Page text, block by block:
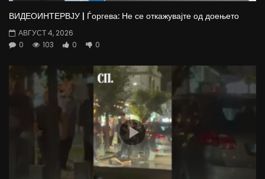
ВИДЕОИНТЕРВЈУ | Ѓоргева: Не се откажувајте од доењето
АВГУСТ 4, 2026
0
103 0 0